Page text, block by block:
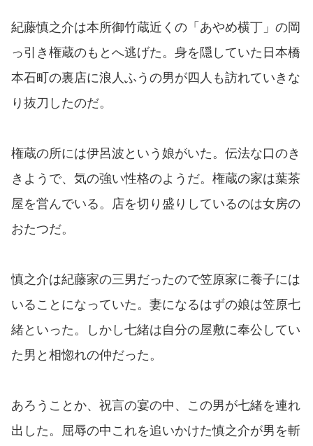
紀藤慎之介は本所御竹蔵近くの「あやめ横丁」の岡
っ引き権蔵のもとへ逃げた。身を隠していた日本橋
本石町の裏店に浪人ふうの男が四人も訪れていきな
り抜刀したのだ。
権蔵の所には伊呂波という娘がいた。伝法な口のき
きようで、気の強い性格のようだ。権蔵の家は葉茶
屋を営んでいる。店を切り盛りしているのは女房の
おたつだ。
慎之介は紀藤家の三男だったので笠原家に養子には
いることになっていた。妻になるはずの娘は笠原七
緒といった。しかし七緒は自分の屋敷に奉公してい
た男と相惚れの仲だった。
あろうことか、祝言の宴の中、この男が七緒を連れ
出した。屈辱の中これを追いかけた慎之介が男を斬